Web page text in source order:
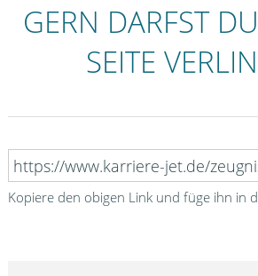
GERN DARFST
SEITE
Kopiere den obigen Link und füge ihn in